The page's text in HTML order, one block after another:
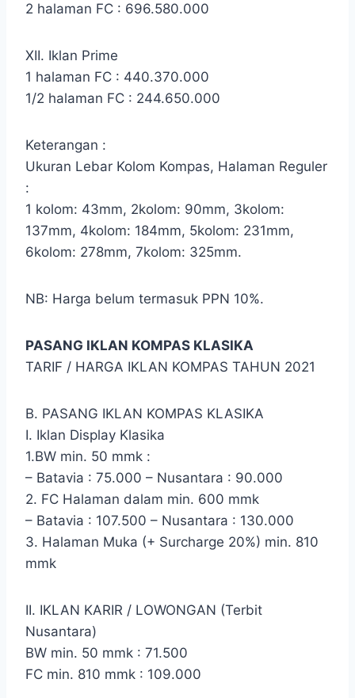
2 halaman FC : 696.580.000
XII. Iklan Prime
1 halaman FC : 440.370.000
1/2 halaman FC : 244.650.000
Keterangan :
Ukuran Lebar Kolom Kompas, Halaman Reguler
:
1 kolom: 43mm, 2kolom: 90mm, 3kolom:
137mm, 4kolom: 184mm, 5kolom: 231mm,
6kolom: 278mm, 7kolom: 325mm.
NB: Harga belum termasuk PPN 10%.
PASANG IKLAN KOMPAS KLASIKA
TARIF / HARGA IKLAN KOMPAS TAHUN 2021
B. PASANG IKLAN KOMPAS KLASIKA
I. Iklan Display Klasika
1.BW min. 50 mmk :
– Batavia : 75.000 – Nusantara : 90.000
2. FC Halaman dalam min. 600 mmk
– Batavia : 107.500 – Nusantara : 130.000
3. Halaman Muka (+ Surcharge 20%) min. 810
mmk
II. IKLAN KARIR / LOWONGAN (Terbit
Nusantara)
BW min. 50 mmk : 71.500
FC min. 810 mmk : 109.000